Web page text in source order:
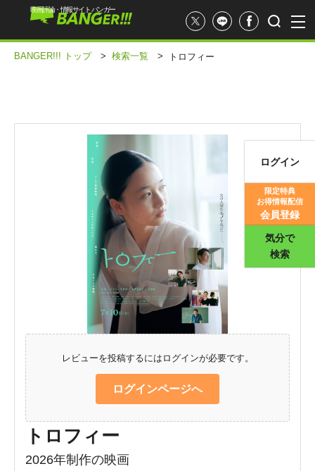
映画記事
映画評価
映画評論・情報サイト バンガー
ログイン
限定特典
お得情報配信
会員登録
気分で
検索
BANGER!!! トップ > 検索一覧 > トロフィー
レビューを投稿するにはログインが必要です。
ログインページへ
トロフィー
2026年制作の映画